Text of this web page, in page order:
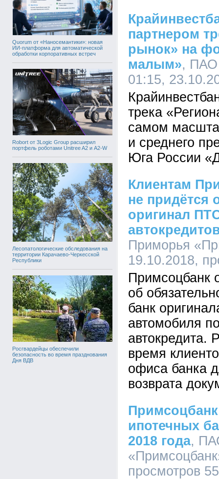
Quorum от «Наносемантики»: новая
ИИ-платформа для автоматической
обработки корпоративных встреч
Robort от 3Logic Group расширил
портфель роботами Unitree A2 и A2-W
Лесопатологические обследования на
территории Карачаево-Черкесской
Республики
Росгвардейцы обеспечили
безопасность во время празднования
Дня ВДВ
партнером
рынок» на
малым», ПАО
01:15,
трека
самом
и среднего
Юга России
Клиентам
не придётся
оригинал
Приморья
19.10.2018,
Примсоцбанк
об
банк
автомобиля
автокредита.
время
офиса банка
возврата
ипотечных
2018 года,
просмотров